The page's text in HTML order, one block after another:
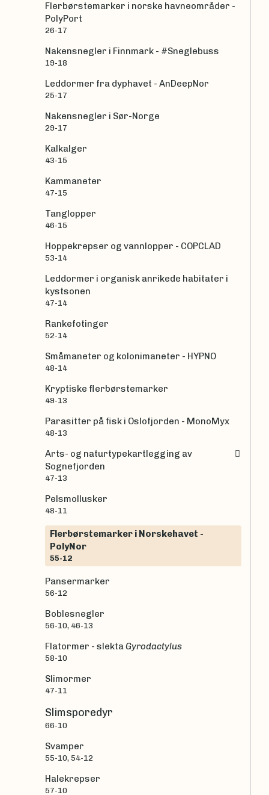
Flerbørstemarker i norske havneområder -
PolyPort
26-17
Nakensnegler i Finnmark - #Sneglebuss
19-18
Leddormer fra dyphavet - AnDeepNor
25-17
Nakensnegler i Sør-Norge
29-17
Kalkalger
43-15
Kammaneter
47-15
Tanglopper
46-15
Hoppekrepser og vannlopper - COPCLAD
53-14
Leddormer i organisk anrikede habitater i
kystsonen
47-14
Rankefotinger
52-14
Småmaneter og kolonimaneter - HYPNO
48-14
Kryptiske flerbørstemarker
49-13
Parasitter på fisk i Oslofjorden - MonoMyx
48-13
Arts- og naturtypekartlegging av
Sognefjorden
47-13
Pelsmollusker
48-11
Flerbørstemarker i Norskehavet -
PolyNor
55-12
Pansermarker
56-12
Boblesnegler
56-10, 46-13
Flatormer - slektaGyrodactylus
58-10
Slimormer
47-11
Slimsporedyr
66-10
Svamper
55-10, 54-12
Halekrepser
57-10